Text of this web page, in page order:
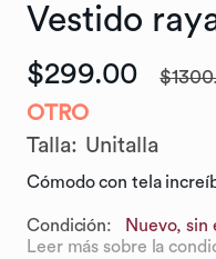
Vestido
$299.00
OTRO
Talla: Unitalla
Cómodo con tela
Condición:
Nuevo, sin
Leer más sobre la